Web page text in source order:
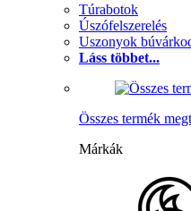
Túrabotok
Úszófelszerelés
Uszonyok
Láss többet...
Összes termék
Márkák